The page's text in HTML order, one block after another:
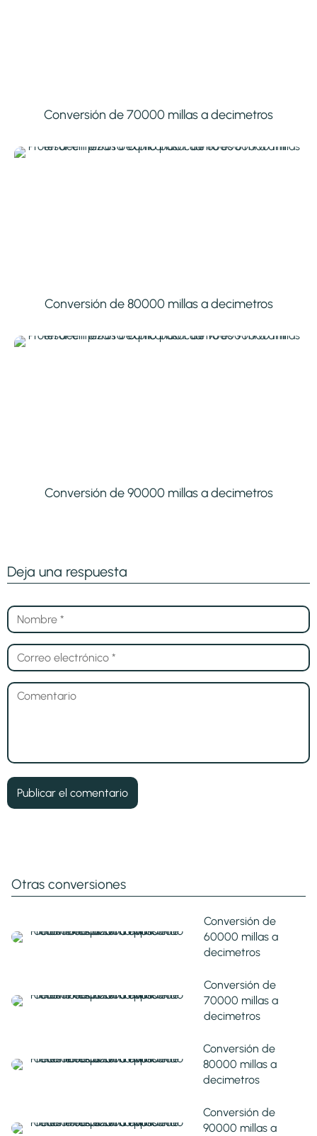
Conversión de 70000 millas a decimetros
Conversión de 80000 millas a decimetros
Conversión de 90000 millas a decimetros
Deja una respuesta
Otras conversiones
Conversión de
60000 millas a
decimetros
Conversión de
70000 millas a
decimetros
Conversión de
80000 millas a
decimetros
Conversión de
90000 millas a